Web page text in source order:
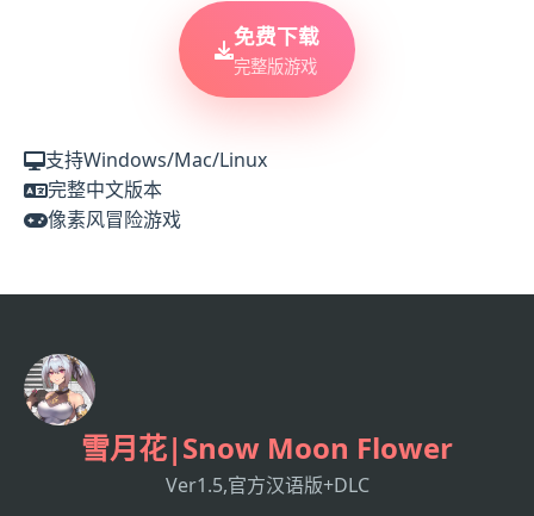
免费下载
完整版游戏
支持Windows/Mac/Linux
完整中文版本
像素风冒险游戏
雪月花|Snow Moon Flower
Ver1.5,官方汉语版+DLC